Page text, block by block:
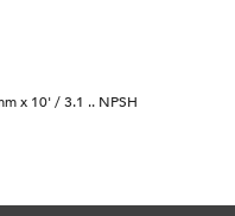
x 10' / 3.1 .. NPSH